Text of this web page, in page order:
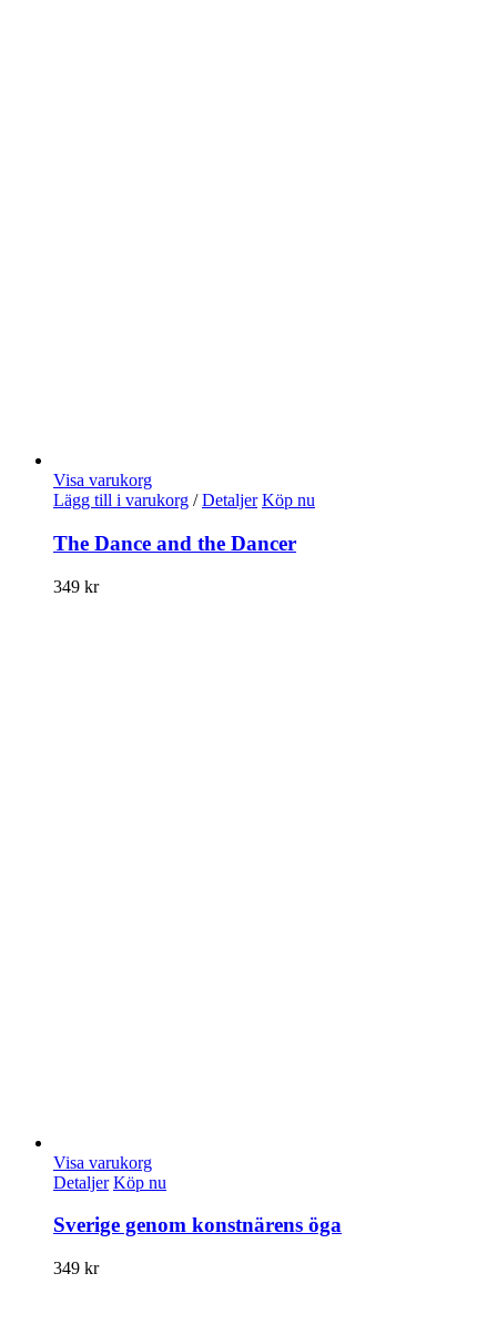
Visa varukorg
Lägg till i varukorg / Detaljer Köp nu
The Dance and the Dancer
349 kr
Visa varukorg
Detaljer Köp nu
Sverige genom konstnärens öga
349 kr